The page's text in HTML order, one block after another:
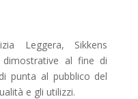
Leggera, Sikkens
al fine di
punta al pubblico del
e gli utilizzi.